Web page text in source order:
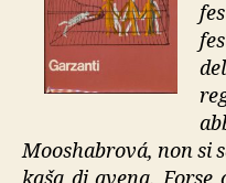
Mooshabrová, non si